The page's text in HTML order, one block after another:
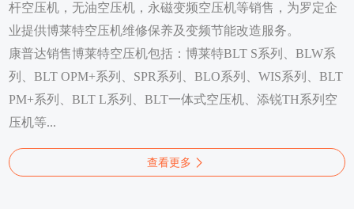
杆空压机，无油空压机，永磁变频空压机等销售，为罗定企
业提供博莱特空压机维修保养及变频节能改造服务。
康普达销售博莱特空压机包括：博莱特BLT S系列、BLW系
列、BLT OPM+系列、SPR系列、BLO系列、WIS系列、BLT
PM+系列、BLT L系列、BLT一体式空压机、添锐TH系列空
压机等...
查看更多